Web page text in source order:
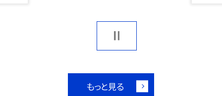
もっと見る